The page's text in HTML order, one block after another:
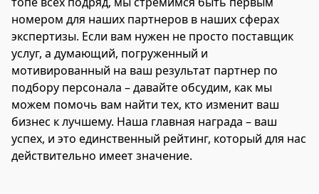
номером для наших партнеров в наших сферах
экспертизы. Если вам нужен не просто поставщик
услуг, а думающий, погруженный и
мотивированный на ваш результат партнер по
подбору персонала – давайте обсудим, как мы
можем помочь вам найти тех, кто изменит ваш
бизнес к лучшему. Наша главная награда – ваш
успех, и это единственный рейтинг, который для нас
действительно имеет значение.